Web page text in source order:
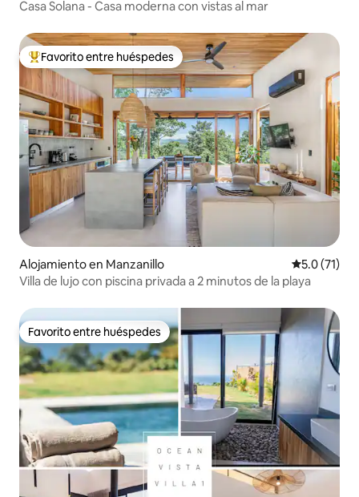
Casa Solana - Casa moderna con vistas al mar
Favorito entre huéspedes preferido
Favorito entre huéspedes
Alojamiento en Manzanillo Calificación
5.0 (71)
Villa de lujo con piscina privada a 2 minutos de la playa
Favorito entre huéspedes
Favorito entre huéspedes